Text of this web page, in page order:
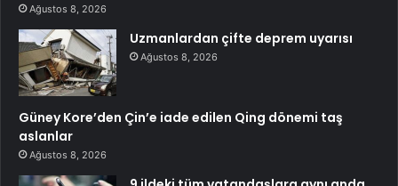
Ağustos 8, 2026
Uzmanlardan çifte deprem uyarısı
Ağustos 8, 2026
Güney Kore’den Çin’e iade edilen Qing dönemi taş
aslanlar
Ağustos 8, 2026